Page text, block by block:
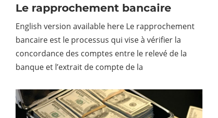
Le rapprochement bancaire
English version available here Le rapprochement
bancaire est le processus qui vise à vérifier la
concordance des comptes entre le relevé de la
banque et l’extrait de compte de la